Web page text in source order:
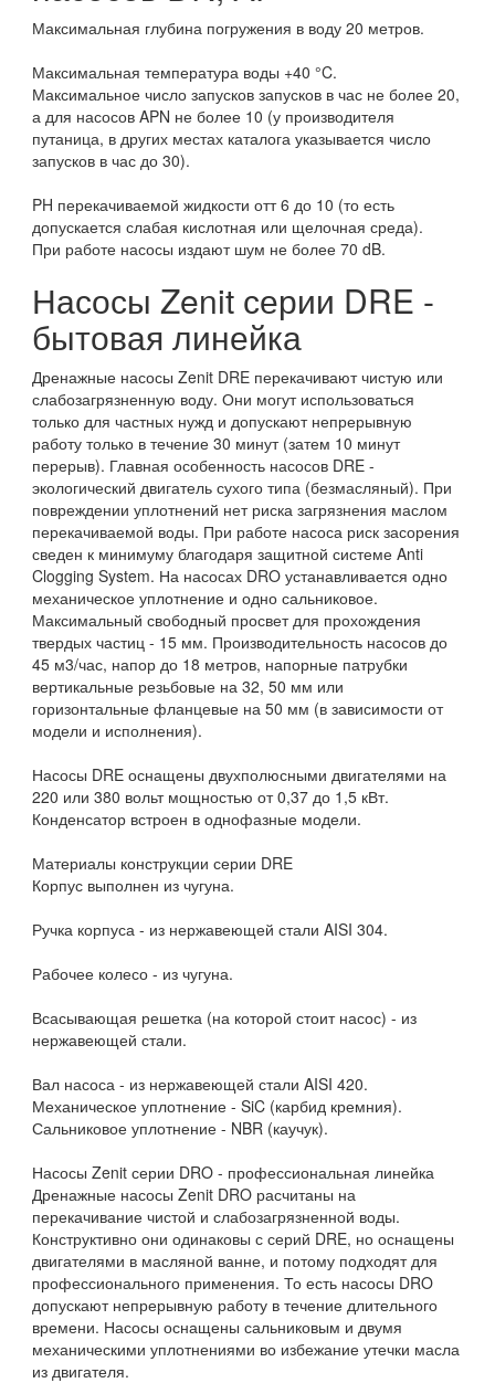
Максимальная глубина погружения в воду 20 метров.
Максимальная температура воды +40 °C.
Максимальное число запусков запусков в час не более 20,
а для насосов APN не более 10 (у производителя
путаница, в других местах каталога указывается число
запусков в час до 30).
PH перекачиваемой жидкости отт 6 до 10 (то есть
допускается слабая кислотная или щелочная среда).
При работе насосы издают шум не более 70 dB.
Насосы Zenit серии DRE -
бытовая линейка
Дренажные насосы Zenit DRE перекачивают чистую или
слабозагрязненную воду. Они могут использоваться
только для частных нужд и допускают непрерывную
работу только в течение 30 минут (затем 10 минут
перерыв). Главная особенность насосов DRE -
экологический двигатель сухого типа (безмасляный). При
повреждении уплотнений нет риска загрязнения маслом
перекачиваемой воды. При работе насоса риск засорения
сведен к минимуму благодаря защитной системе Anti
Clogging System. На насосах DRO устанавливается одно
механическое уплотнение и одно сальниковое.
Максимальный свободный просвет для прохождения
твердых частиц - 15 мм. Производительность насосов до
45 м3/час, напор до 18 метров, напорные патрубки
вертикальные резьбовые на 32, 50 мм или
горизонтальные фланцевые на 50 мм (в зависимости от
модели и исполнения).
Насосы DRE оснащены двухполюсными двигателями на
220 или 380 вольт мощностью от 0,37 до 1,5 кВт.
Конденсатор встроен в однофазные модели.
Материалы конструкции серии DRE
Корпус выполнен из чугуна.
Ручка корпуса - из нержавеющей стали AISI 304.
Рабочее колесо - из чугуна.
Всасывающая решетка (на которой стоит насос) - из
нержавеющей стали.
Вал насоса - из нержавеющей стали AISI 420.
Механическое уплотнение - SiC (карбид кремния).
Сальниковое уплотнение - NBR (каучук).
Насосы Zenit серии DRO - профессиональная линейка
Дренажные насосы Zenit DRO расчитаны на
перекачивание чистой и слабозагрязненной воды.
Конструктивно они одинаковы с серий DRE, но оснащены
двигателями в масляной ванне, и потому подходят для
профессионального применения. То есть насосы DRO
допускают непрерывную работу в течение длительного
времени. Насосы оснащены сальниковым и двумя
механическими уплотнениями во избежание утечки масла
из двигателя.